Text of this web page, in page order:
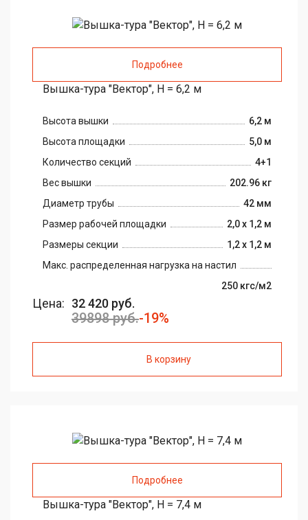
Подробнее
Вышка-тура "Вектор", H = 6,2 м
Высота вышки
6,2 м
Высота площадки
5,0 м
Количество секций
4+1
Вес вышки
202.96 кг
Диаметр трубы
42 мм
Размер рабочей площадки
2,0 х 1,2 м
Размеры секции
1,2 х 1,2 м
Макс. распределенная нагрузка на настил
250 кгс/м2
Цена: 32 420 руб.
39898 руб.-19%
В корзину
Подробнее
Вышка-тура "Вектор", H = 7,4 м